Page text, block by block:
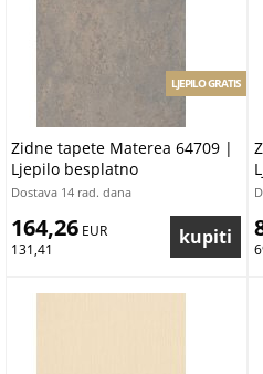
Zidne tapete Materea 64709 |
Ljepilo besplatno
LJEPILO GRATIS
Dostava 14 rad. dana
164,26 EUR
131,41